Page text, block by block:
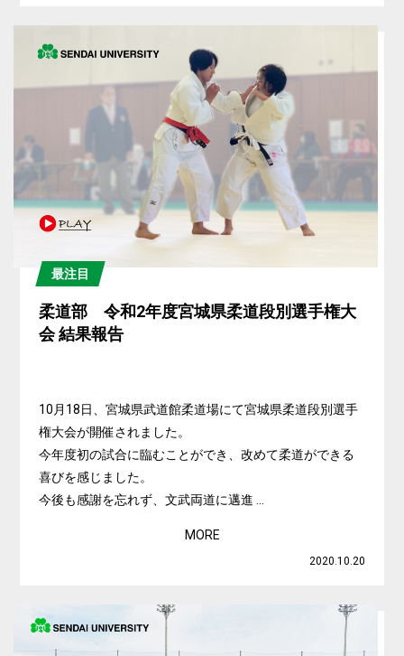
最注目
柔道部 令和2年度宮城県柔道段別選手権大
会 結果報告
10月18日、宮城県武道館柔道場にて宮城県柔道段別選手
権大会が開催されました。
今年度初の試合に臨むことができ、改めて柔道ができる
喜びを感じました。
今後も感謝を忘れず、文武両道に邁進 ...
MORE
2020.10.20